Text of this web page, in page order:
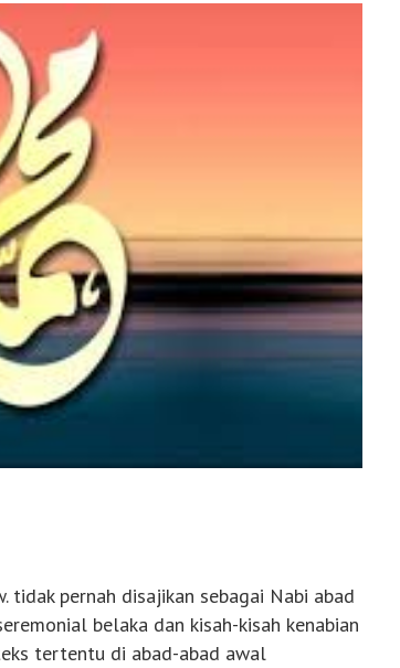
pernah disajikan sebagai Nabi abad
belaka dan kisah-kisah kenabian
tertentu di abad-abad awal